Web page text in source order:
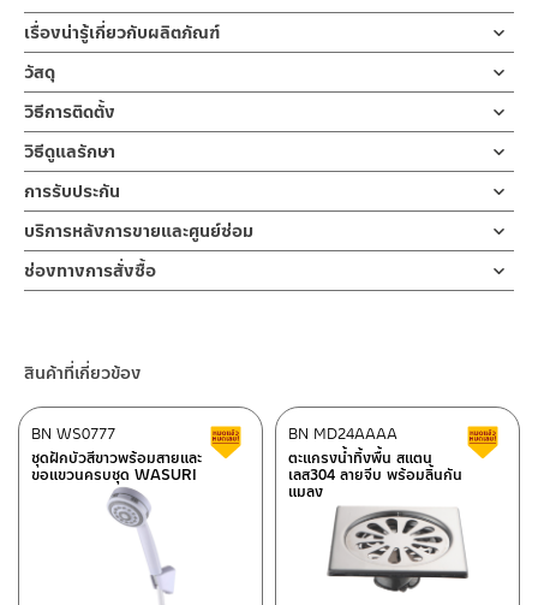
เรื่องน่ารู้เกี่ยวกับผลิตภัณฑ์
ก๊อกล้างหน้าน้ำเย็น BN A121-A8996
สีโครเมียม วัสดุซิงค์ เปิด-ปิด ด้วยการหมุน ด้ามจับใส่มิติเหลี่ยมดีไซน์จับ
ถนัดมือ
ติดตั้งกับอ่างมาตราฐานทั่วไปทุกยี่ห้อ รับประกันน้ำไม่รั่วซึม 10 ปี ตัว
ล็อกฐาน ABS
ใช้เพียงมือหมุนล็อค ติดตั้งกับอ่างล้างหน้าขนาดเล็ก – ขนาดกลาง ใช้
งานสะดวก
ด้วยการหมุนเพื่อเปิดปิด ขนาดกระทัดรัด
วัสดุ
ซิงค์
วิธีการติดตั้ง
ข้อแนะนำในการติดตั้ง
ฝักบัว และ ชุดสายฉีดชำระ
สำหรับการติดตั้งใหม่ ให้ไล่ฝุ่น เศษทราย เศษท่อ ออกจากท่อน้ำก่อนติด
ตั้งสินค้า โดยปล่อยน้ำให้ไหลออกจากท่อนาน 1 นาที
เพื่อให้แรงน้ำพัดพาเศษละอองต่างๆ ออกจากท่อน้ำ มิเช่นนั้นสิ่งสกปรก
จะเข้าไปภายในสินค้าและสร้างความเสียหายได้
หากตรวจพบเศษละอองต่างๆในสินค้า จะไม่อยู่ในเงื่อนไขการรับประกัน
วิธีดูแลรักษา
คำแนะนำในการดูแลรักษาผลิตภัณฑ์
1. ไม่ทำสินค้าให้เกิดความเสียหายอื่น ๆ นอกจากการใช้งานปกติ เช่นไม่
ทำตก ไม่งัดหรือโยกสินค้าแรงๆ
2. ทำความสะอาดสินค้าโดยการใช้ผ้านุ่มๆชุบน้ำหมาดๆแล้วเช็ดให้แห้ง
3. ห้ามใช้สารเคมีที่มีฤทธิ์เป็นกรด ในการทำความสะอาด เนื่องจากผิว
บนตัวสินค้า ซึ่งจะสร้างความเสียหายให้เกิดขึ้นกับผิวของสินค้าได้
การรับประกัน
รับประกันไส้วาล์ว ไม่รั่วซึม 10 ปี
บริการหลังการขายและศูนย์ซ่อม
ช่องทางออนไลน์
– Email: contact@charnpaiboon.com
ศูนย์บริการและอะไหล่ กรุงเทพฯ
662/61-62 ถนน พระราม3 แขวงบางโพงพาง เขตยานนาวา กรุงเทพฯ
ช่องทางการสั่งซื้อ
– Shopee
–Lazada
–ซื้อสินค้าชิ้นนี้บน Shopee>> คลิกที่นี่<<
–ซื้อสินค้าชิ้นนี้บน Lazada คลิกที่นี่<<
ติดต่อพนักงานขาย / Contact Sales Staff
โทร: 02-285-5795
@charnpaiboon.sales
สินค้าที่เกี่ยวข้อง
ชุดฝักบัวสีขาวพร้อมสายและ
ขอแขวนครบชุด WASURI
BN WS0777 สินค้าลดราคา เคลียร์สต็อก
ตะแกรงน้ำทิ้งพื้น สแตน
เลส304 ลายจีบ พร้อมลิ้นกัน
แมลง
BN MD24AAAA